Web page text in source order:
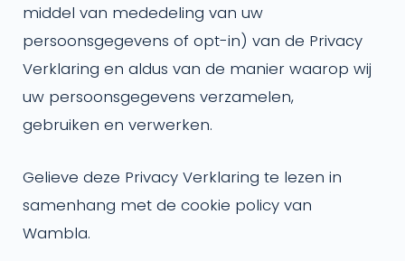
middel van mededeling van uw
persoonsgegevens of opt-in) van de Privacy
Verklaring en aldus van de manier waarop wij
uw persoonsgegevens verzamelen,
gebruiken en verwerken.
Gelieve deze Privacy Verklaring te lezen in
samenhang met de cookie policy van
Wambla.